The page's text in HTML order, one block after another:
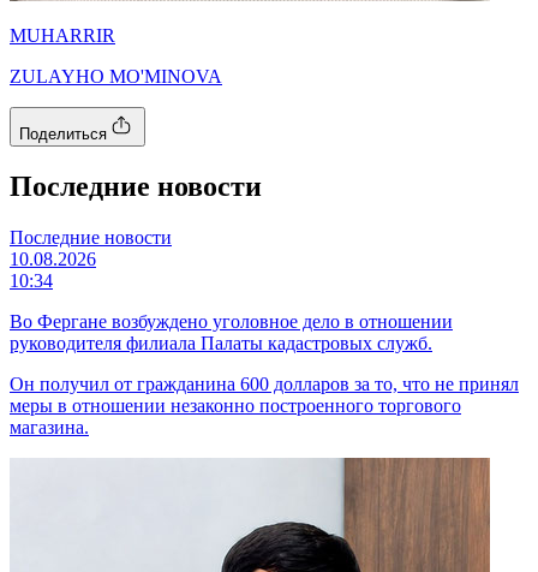
MUHARRIR
ZULAYHO MO'MINOVA
Поделиться
Последние новости
Последние новости
10.08.2026
10:34
Во Фергане возбуждено уголовное дело в отношении
руководителя филиала Палаты кадастровых служб.
Он получил от гражданина 600 долларов за то, что не принял
меры в отношении незаконно построенного торгового
магазина.